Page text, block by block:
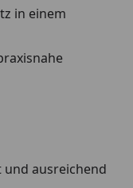
in einem
und ausreichend